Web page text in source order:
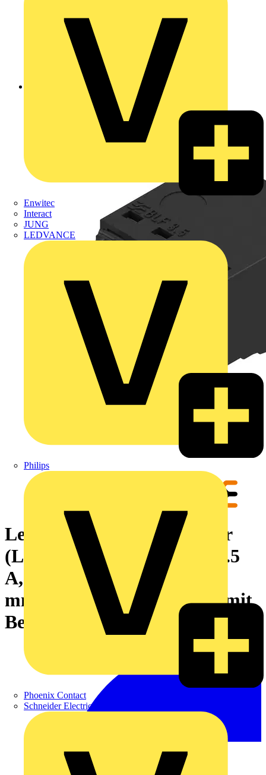
Enwitec
Interact
JUNG
LEDVANCE
Philips
Phoenix Contact
Schneider Electric
Zurück zu Produkte
Leiterplattensteckverbinder
(Leiteranschluss), 160 V, 17.5
A, Raster in mm: 3.50, 1.5
mm², Polzahl: 4, PUSH IN mit
Betätigungselement, Box